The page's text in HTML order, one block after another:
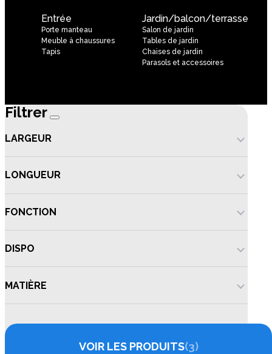
Entrée
Porte manteau
Meuble à chaussures
Tapis
Jardin/balcon/terrasse
Salon de jardin
Tables de jardin
Chaises de jardin
Parasols et accessoires
Filtrer
LARGEUR
LONGUEUR
FONCTION
DISPO
MATIÈRE
VOIR LES PRODUITS 3